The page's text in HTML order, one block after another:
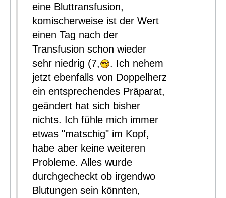
eine Bluttransfusion,
komischerweise ist der Wert
einen Tag nach der
Transfusion schon wieder
sehr niedrig (7,
. Ich nehem
jetzt ebenfalls von Doppelherz
ein entsprechendes Präparat,
geändert hat sich bisher
nichts. Ich fühle mich immer
etwas "matschig" im Kopf,
habe aber keine weiteren
Probleme. Alles wurde
durchgecheckt ob irgendwo
Blutungen sein könnten,